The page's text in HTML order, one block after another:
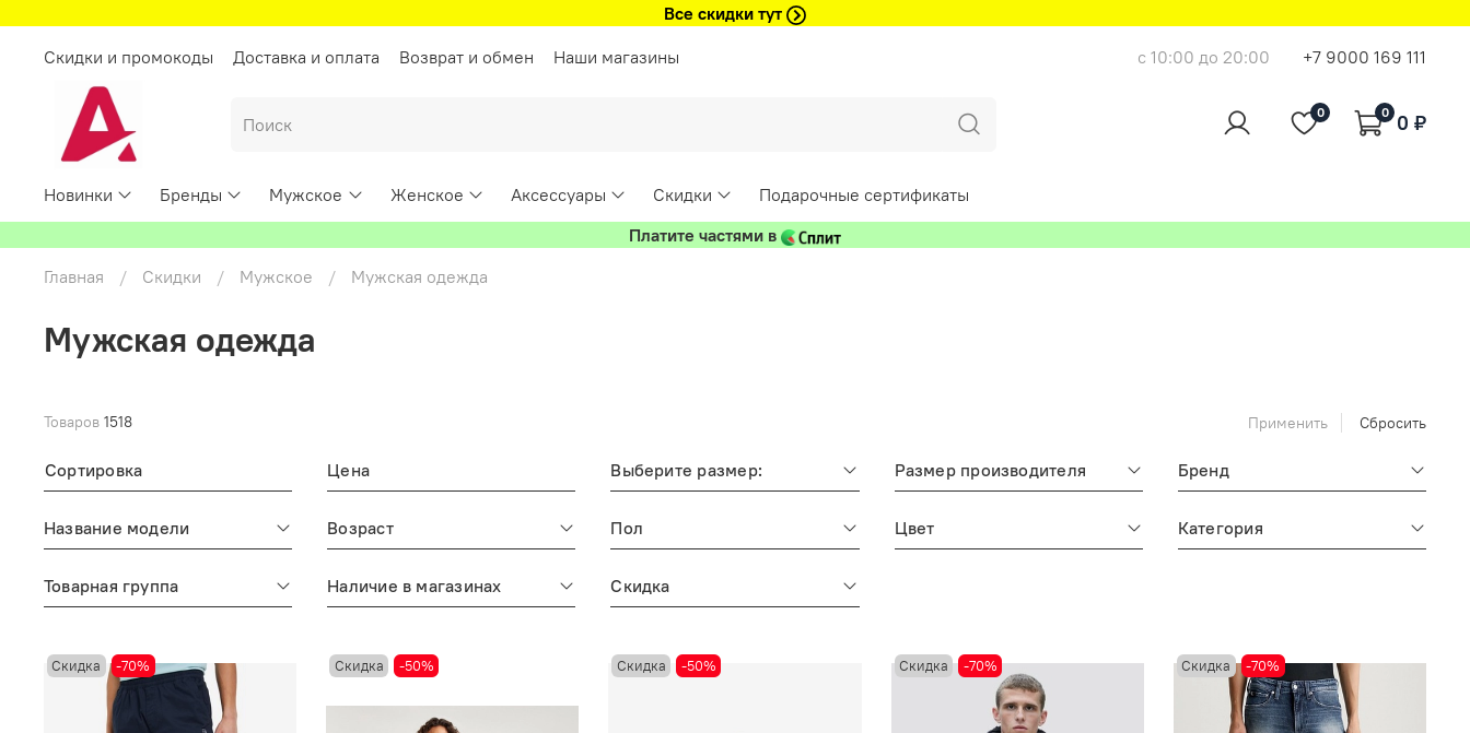
Все скидки тут
Скидки и промокоды
Доставка и оплата Возврат и обмен Наши магазины с 10:00 до 20:00 +7 9000 169 111
0 0 0 ₽
Новинки Бренды Мужское Женское Аксессуары Скидки
Подарочные сертификаты
Платите частями в
Главная
Скидки Мужское Мужская одежда
Мужская одежда
Товаров 1518 Применить Сбросить
Сортировка Цена Выберите размер: Размер производителя Бренд
Название модели Возраст Пол Цвет Категория
Товарная группа Наличие в магазинах Скидка
Скидка -70% Скидка -50% Скидка -50% Скидка -70% Скидка -70%